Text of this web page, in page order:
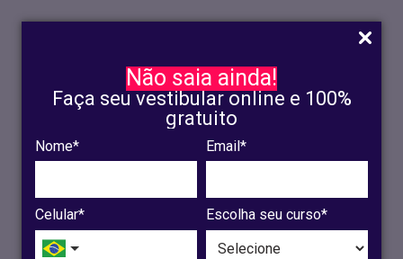
Não saia ainda!
Faça seu vestibular online e 100%
gratuito
Nome* Email*
Celular* Escolha seu curso*
INSCRIÇÃO
OLINDA
RECIFE